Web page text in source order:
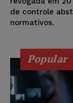
de controle
normativos.
Popular